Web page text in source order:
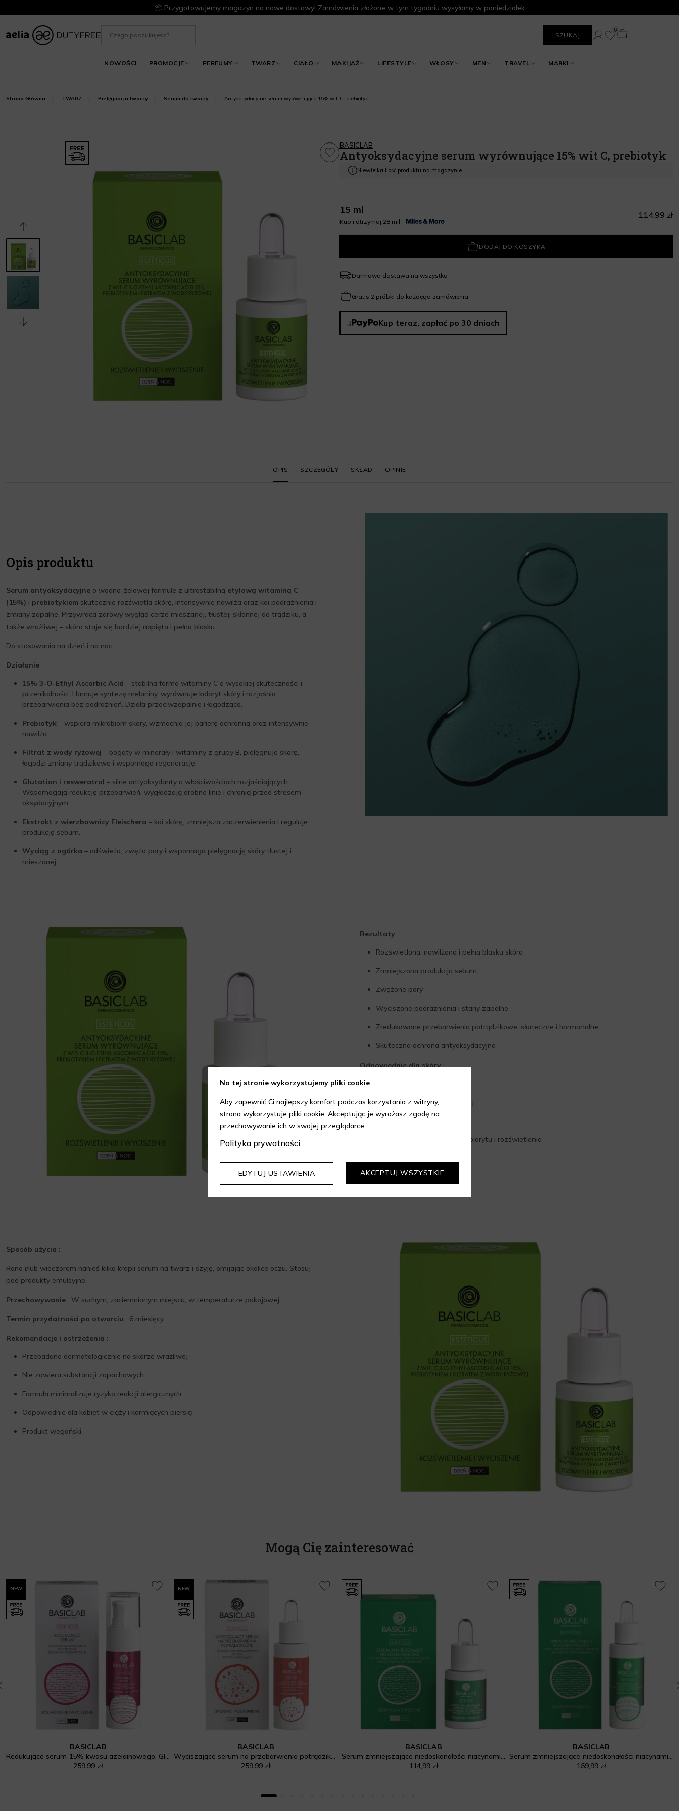
📦 Przygotowujemy magazyn na nowe dostawy! Zamówienia złożone w tym tygodniu wysyłamy w poniedziałek
SZUKAJ
NOWOŚCI PROMOCJE PERFUMY TWARZ CIAŁO MAKIJAŻ LIFESTYLE WŁOSY MEN TRAVEL MARKI
0
Strona Główna TWARZ Pielęgnacja twarzy Serum do twarzy Antyoksydacyjne serum wyrównujące 15% wit C, prebiotyk
BASICLAB
Antyoksydacyjne serum wyrównujące 15% wit C, prebiotyk
Niewielka ilość produktu na magazynie
15 ml
Kup i otrzymaj 28 mil
114,99 zł
DODAJ DO KOSZYKA
Darmowa dostawa na wszystko
Gratis 2 próbki do każdego zamówienia
Kup teraz, zapłać po 30 dniach
OPIS SZCZEGÓŁY SKŁAD OPINIE
Opis produktu
Serum antyoksydacyjne o wodno-żelowej formule z ultrastabilną etylową witaminą C
(15%) i prebiotykiem skutecznie rozświetla skórę, intensywnie nawilża oraz koi podrażnienia i
zmiany zapalne. Przywraca zdrowy wygląd cerze mieszanej, tłustej, skłonnej do trądziku, a
także wrażliwej – skóra staje się bardziej napięta i pełna blasku.
Do stosowania na dzień i na noc.
Działanie :
15% 3-O-Ethyl Ascorbic Acid – stabilna forma witaminy C o wysokiej skuteczności i
przenikalności. Hamuje syntezę melaniny, wyrównuje koloryt skóry i rozjaśnia
przebarwienia bez podrażnień. Działa przeciwzapalnie i łagodząco.
Prebiotyk – wspiera mikrobiom skóry, wzmacnia jej barierę ochronną oraz intensywnie
nawilża.
Filtrat z wody ryżowej – bogaty w minerały i witaminy z grupy B, pielęgnuje skórę,
łagodzi zmiany trądzikowe i wspomaga regenerację.
Glutation i resweratrol – silne antyoksydanty o właściwościach rozjaśniających.
Wspomagają redukcję przebarwień, wygładzają drobne linie i chronią przed stresem
oksydacyjnym.
Ekstrakt z wierzbownicy Fleischera – koi skórę, zmniejsza zaczerwienienia i reguluje
produkcję sebum.
Wyciąg z ogórka – odświeża, zwęża pory i wspomaga pielęgnację skóry tłustej i
mieszanej.
Rezultaty :
Rozświetlona, nawilżona i pełna blasku skóra
Zmniejszona produkcja sebum
Zwężone pory
Wyciszone podrażnienia i stany zapalne
Zredukowane przebarwienia potrądzikowe, słoneczne i hormonalne
Skuteczna ochrona antyoksydacyjna
Odpowiednie dla skóry:
Normalnej, mieszanej i tłustej
Skłonnej do trądziku
Potrzebującej wyrównania kolorytu i rozświetlenia
Sposób użycia :
Rano i/lub wieczorem nanieś kilka kropli serum na twarz i szyję, omijając okolice oczu. Stosuj
pod produkty emulsyjne.
Przechowywanie : W suchym, zaciemnionym miejscu, w temperaturze pokojowej.
Termin przydatności po otwarciu : 6 miesięcy
Rekomendacje i ostrzeżenia :
Przebadano dermatologicznie na skórze wrażliwej
Nie zawiera substancji zapachowych
Formuła minimalizuje ryzyko reakcji alergicznych
Odpowiednie dla kobiet w ciąży i karmiących piersią
Produkt wegański
Mogą Cię zainteresować
NEW
BASICLAB
Redukujące serum 15% kwasu azelainowego, Glicyryzyna, Egzosomy postbiotyczne, Rozjaśnienie i Wyciszenie
259,99 zł
NEW
BASICLAB
Wyciszające serum na przebarwienia potrądzikowe, 5% kwasu traneksamowego, 2% CICA, peptyd wyciszający, Ukojenie i Rozjaśnienie
259,99 zł
BASICLAB
Serum zmniejszające niedoskonałości niacynamid 5%, prebiotyk 5%
114,99 zł
BASICLAB
Serum zmniejszające niedoskonałości niacynamid 5%, prebiotyk 5%
169,99 zł
Na tej stronie wykorzystujemy pliki cookie
Aby zapewnić Ci najlepszy komfort podczas korzystania z witryny,
strona wykorzystuje pliki cookie. Akceptując je wyrażasz zgodę na
przechowywanie ich w swojej przeglądarce.
Polityka prywatności
EDYTUJ USTAWIENIA AKCEPTUJ WSZYSTKIE